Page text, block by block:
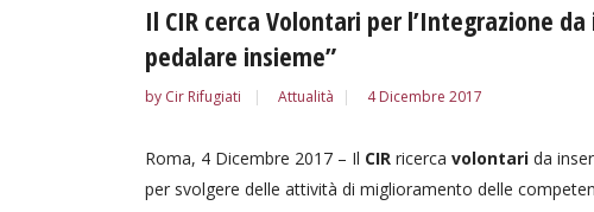
Il CIR cerca Volontari per l’Integrazione
pedalare insieme”
by Cir Rifugiati Attualità 4 Dicembre 2017
Roma, 4 Dicembre 2017 – Il CIR ricerca volontari da
per svolgere delle attività di miglioramento delle